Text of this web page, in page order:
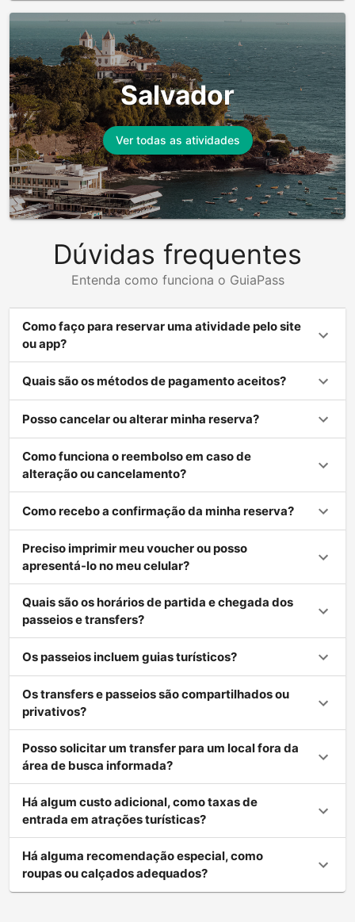
Salvador
Ver todas as atividades
Dúvidas frequentes
Entenda como funciona o GuiaPass
Como faço para reservar uma atividade pelo site
ou app?
Quais são os métodos de pagamento aceitos?
Posso cancelar ou alterar minha reserva?
Como funciona o reembolso em caso de
alteração ou cancelamento?
Como recebo a confirmação da minha reserva?
Preciso imprimir meu voucher ou posso
apresentá-lo no meu celular?
Quais são os horários de partida e chegada dos
passeios e transfers?
Os passeios incluem guias turísticos?
Os transfers e passeios são compartilhados ou
privativos?
Posso solicitar um transfer para um local fora da
área de busca informada?
Há algum custo adicional, como taxas de
entrada em atrações turísticas?
Há alguma recomendação especial, como
roupas ou calçados adequados?